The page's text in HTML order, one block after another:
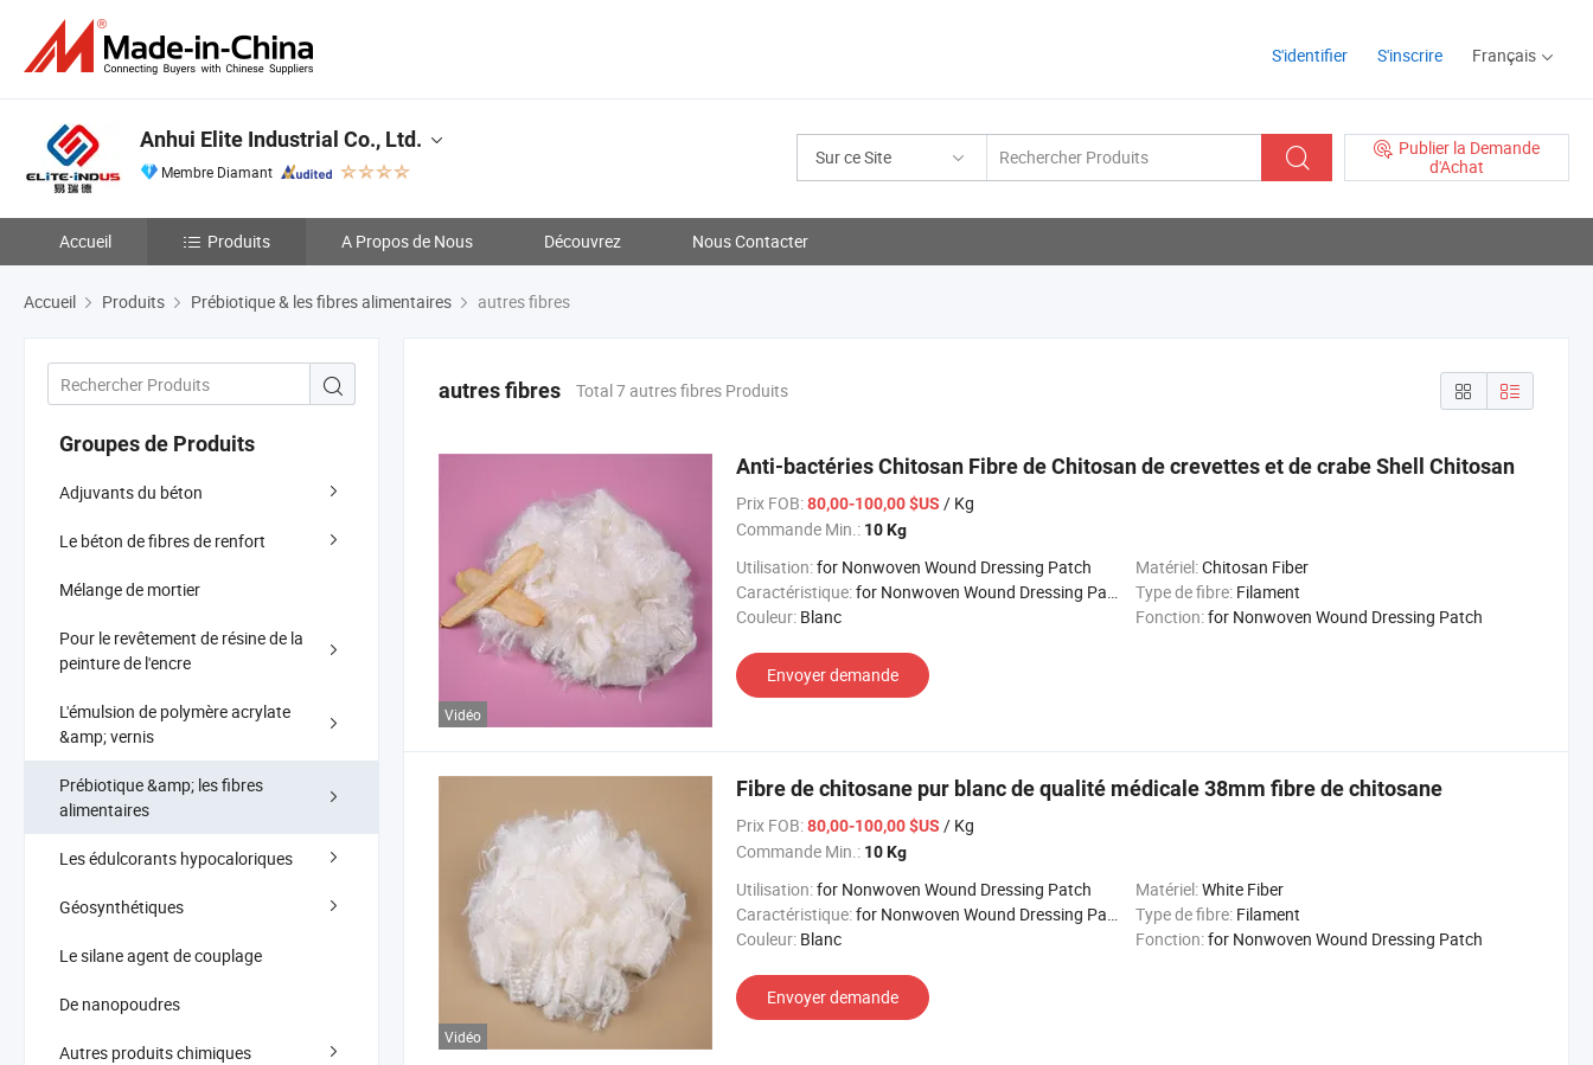
S'identifier S'inscrire Français
Sur ce Site
Publier la Demande
d'Achat
Anhui Elite Industrial Co., Ltd.
Membre Diamant
Accueil Produits A Propos de Nous Découvrez Nous Contacter
Accueil Produits Prébiotique & les fibres alimentaires autres fibres
Groupes de Produits
Adjuvants du béton
Le béton de fibres de renfort
Mélange de mortier
Pour le revêtement de résine de la
peinture de l'encre
L'émulsion de polymère acrylate
&amp; vernis
Prébiotique &amp; les fibres
alimentaires
Les édulcorants hypocaloriques
Géosynthétiques
Le silane agent de couplage
De nanopoudres
Autres produits chimiques
autres fibres Total 7 autres fibres Produits
Vidéo
Anti-bactéries Chitosan Fibre de Chitosan de crevettes et de crabe Shell Chitosan
Prix FOB:80,00-100,00 $US / Kg
Commande Min.: 10 Kg
Utilisation:for Nonwoven Wound Dressing Patch Matériel:Chitosan Fiber
Caractéristique:for Nonwoven Wound Dressing Patch Type de fibre: Filament
Couleur: Blanc Fonction:for Nonwoven Wound Dressing Patch
Envoyer demande
Vidéo
Fibre de chitosane pur blanc de qualité médicale 38mm fibre de chitosane
Prix FOB:80,00-100,00 $US / Kg
Commande Min.: 10 Kg
Utilisation:for Nonwoven Wound Dressing Patch Matériel:White Fiber
Caractéristique:for Nonwoven Wound Dressing Patch Type de fibre: Filament
Couleur: Blanc Fonction:for Nonwoven Wound Dressing Patch
Envoyer demande